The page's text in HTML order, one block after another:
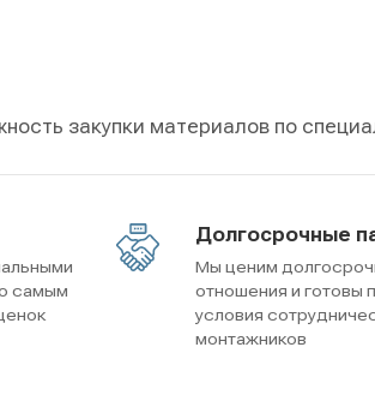
закупки материалов по
самым
Долгосрочные
Мы ценим
отношения и готовы
условия
монтажников